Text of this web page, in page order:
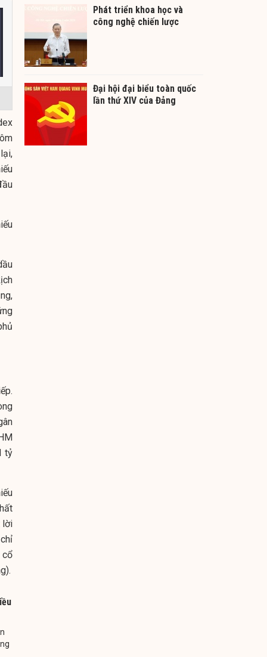
tỷ
lời
cổ
Phát triển khoa học và
công nghệ chiến lược
Đại hội đại biểu toàn quốc
lần thứ XIV của Đảng